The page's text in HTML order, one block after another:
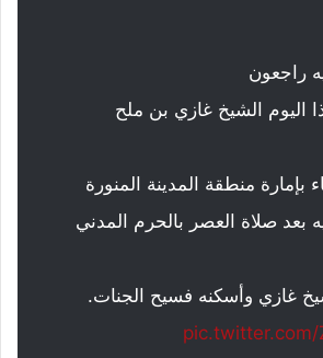
راجعون
اليوم الشيخ غازي بن ملح
بإمارة منطقة المدينة المنورة
بعد صلاة العصر بالحرم المدني
غازي وأسكنه فسيح الجنات.
pic.twitter.com/